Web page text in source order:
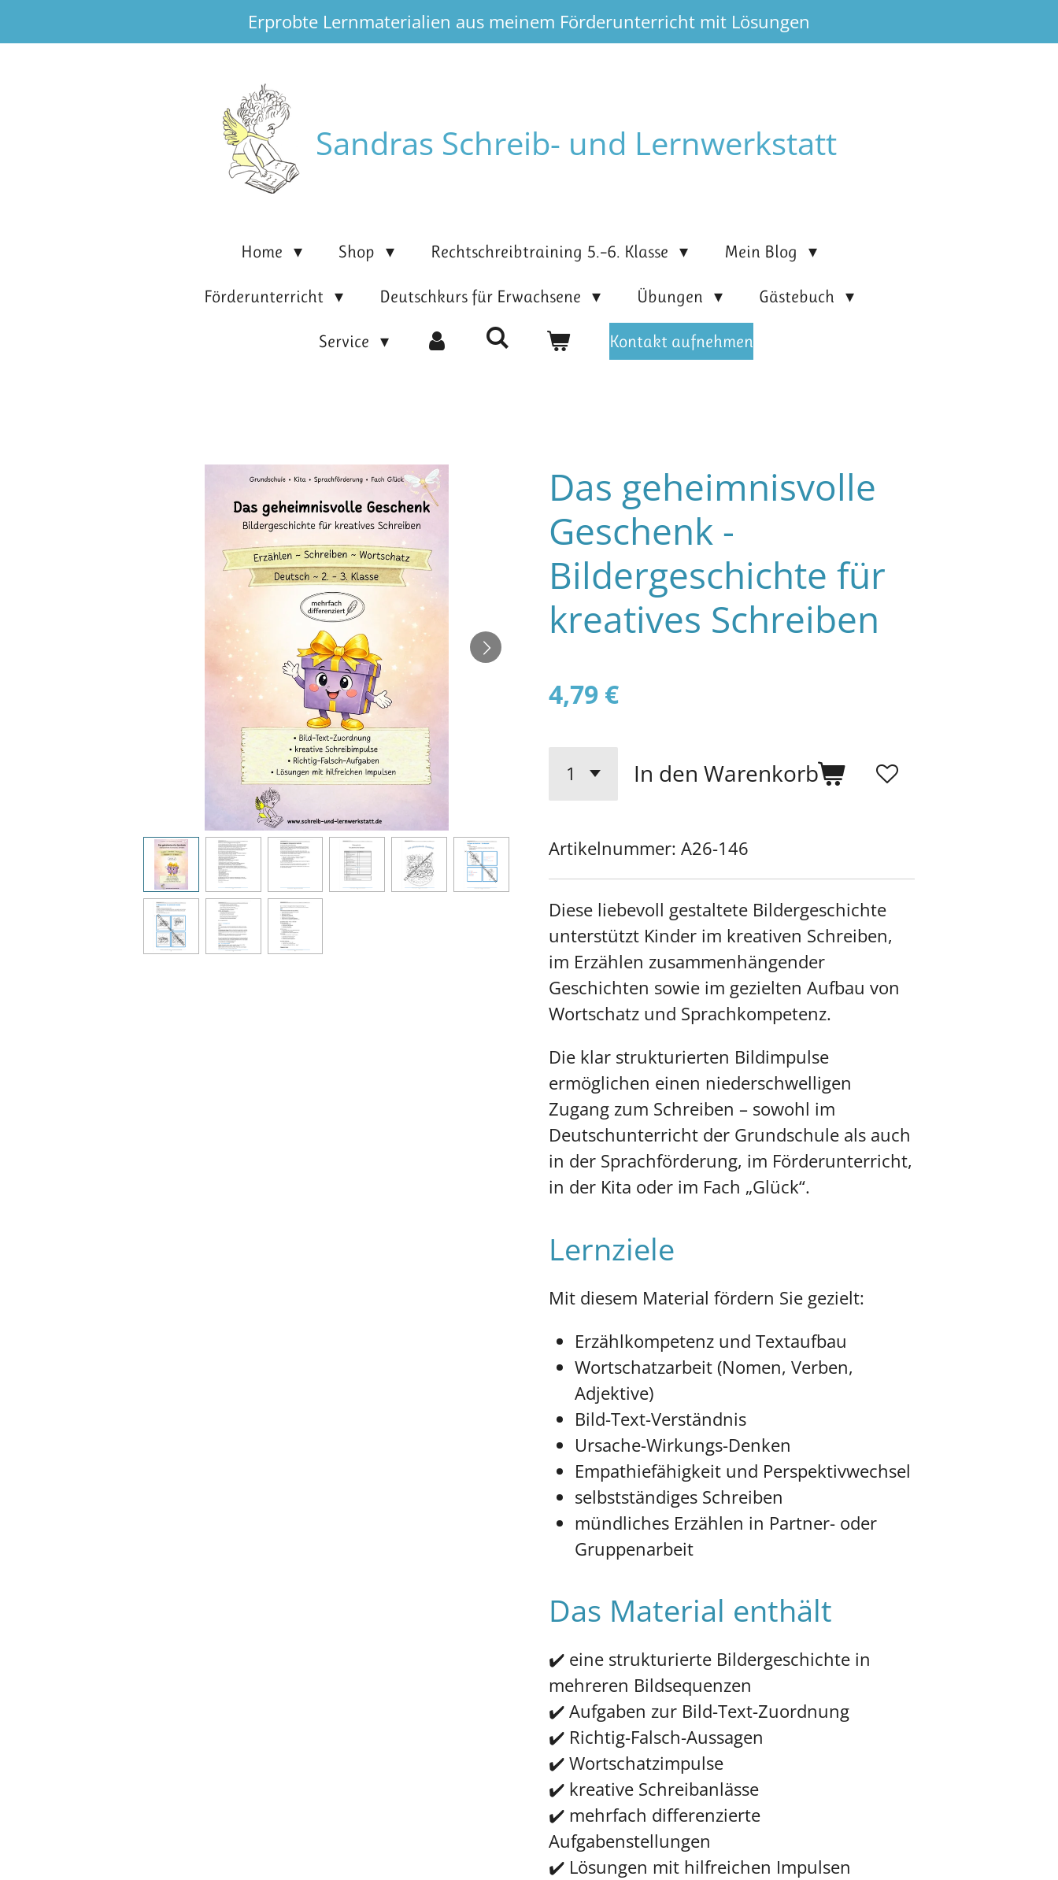
Hauptinhalt
Erprobte Lernmaterialien aus meinem Förderunterricht mit Lösungen
Sandras Schreib- und Lernwerkstatt
Home Shop Rechtschreibtraining 5.–6. Klasse Mein Blog
Förderunterricht Deutschkurs für Erwachsene Übungen Gästebuch
Service Kontakt aufnehmen
Das geheimnisvolle
Geschenk -
Bildergeschichte für
kreatives Schreiben
4,79 €
In den Warenkorb
Artikelnummer: A26-146
Diese liebevoll gestaltete Bildergeschichte
unterstützt Kinder im kreativen Schreiben,
im Erzählen zusammenhängender
Geschichten sowie im gezielten Aufbau von
Wortschatz und Sprachkompetenz.
Die klar strukturierten Bildimpulse
ermöglichen einen niederschwelligen
Zugang zum Schreiben – sowohl im
Deutschunterricht der Grundschule als auch
in der Sprachförderung, im Förderunterricht,
in der Kita oder im Fach „Glück“.
Lernziele
Mit diesem Material fördern Sie gezielt:
Erzählkompetenz und Textaufbau
Wortschatzarbeit (Nomen, Verben,
Adjektive)
Bild-Text-Verständnis
Ursache-Wirkungs-Denken
Empathiefähigkeit und Perspektivwechsel
selbstständiges Schreiben
mündliches Erzählen in Partner- oder
Gruppenarbeit
Das Material enthält
✔️ eine strukturierte Bildergeschichte in
mehreren Bildsequenzen
✔️ Aufgaben zur Bild-Text-Zuordnung
✔️ Richtig-Falsch-Aussagen
✔️ Wortschatzimpulse
✔️ kreative Schreibanlässe
✔️ mehrfach differenzierte
Aufgabenstellungen
✔️ Lösungen mit hilfreichen Impulsen